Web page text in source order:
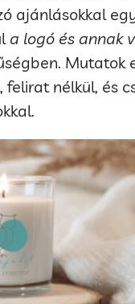
ajánlásokkal
a logó és annak
Mutatok
felirat nélkül, és